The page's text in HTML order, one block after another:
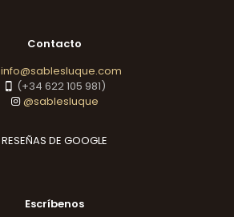
Contacto
info@sablesluque.com
(+34 622 105 981)
@sablesluque
RESEÑAS DE GOOGLE
Escríbenos